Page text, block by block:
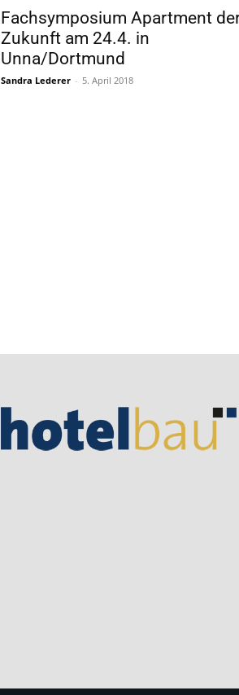
Fachsymposium Apartment
Zukunft am 24.4. in
Unna/Dortmund
Sandra Lederer - 5. April 2018